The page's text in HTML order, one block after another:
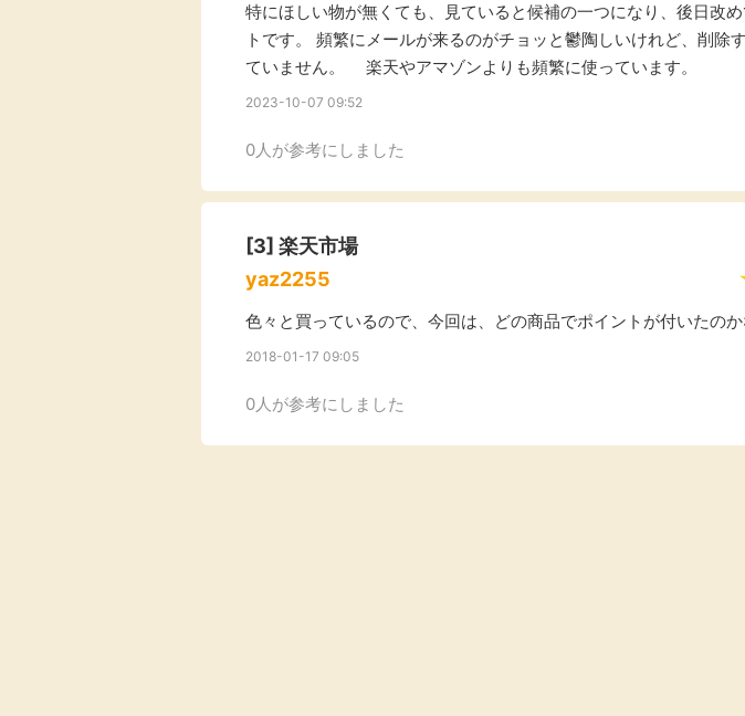
特にほしい物が無くても、見ていると候補の一つになり、後日改
トです。 頻繁にメールが来るのがチョッと鬱陶しいけれど、削除
ていません。 楽天やアマゾンよりも頻繁に使っています。
2023-10-07 09:52
0人が参考にしました
[3] 楽天市場
yaz2255
色々と買っているので、今回は、どの商品でポイントが付いたのか
2018-01-17 09:05
0人が参考にしました